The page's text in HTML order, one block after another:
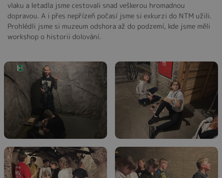
vlaku a letadla jsme cestovali snad veškerou hromadnou
dopravou. A i přes nepřízeň počasí jsme si exkurzi do NTM užili.
Prohlédli jsme si muzeum odshora až do podzemí, kde jsme měli
workshop o historii dolování.